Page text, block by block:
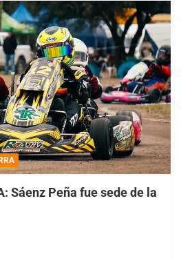
Sáenz Peña fue sede de la